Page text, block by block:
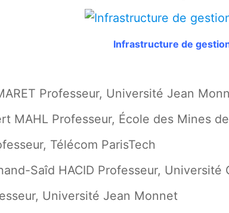
Infrastructure de
Professeur, Université Jean
MAHL Professeur, École des Mines
Télécom ParisTech
Saîd HACID Professeur, Université
Université Jean Monnet